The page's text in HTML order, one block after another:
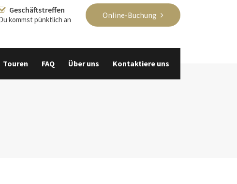
Online-Buchung
Geschäftstreffen
kommst pünktlich an
Touren FAQ Über uns Kontaktiere uns